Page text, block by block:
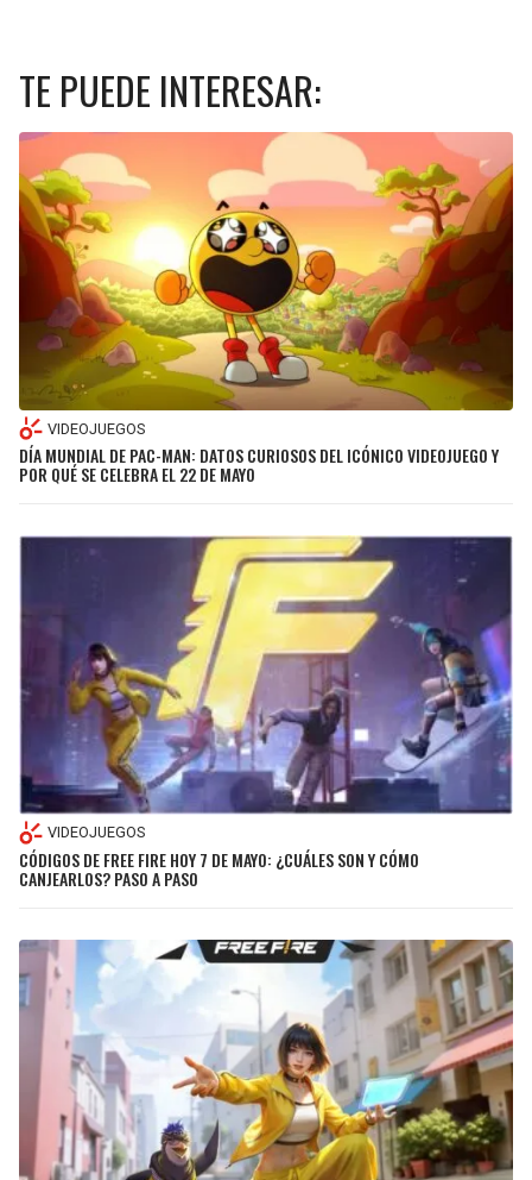
TE PUEDE INTERESAR:
VIDEOJUEGOS
DÍA MUNDIAL DE PAC-MAN: DATOS CURIOSOS DEL ICÓNICO VIDEOJUEGO Y
POR QUÉ SE CELEBRA EL 22 DE MAYO
VIDEOJUEGOS
CÓDIGOS DE FREE FIRE HOY 7 DE MAYO: ¿CUÁLES SON Y CÓMO
CANJEARLOS? PASO A PASO